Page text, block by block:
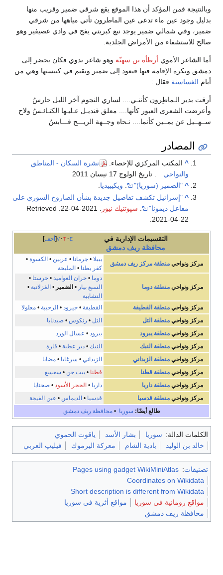
وبالنتيجة فمن المؤكد أن هذا الموقع يقع شرقي ضمير وقريب منها
بدليل وجود عين ماء تدعى عين الماطرون تأتي مياهها من شرقي
ضمير، وفي شمالي ضمير يوجد نبع كبريتي يفج في وادي عصيفير وهو
صالح للاستشفاء من الأمراض الجلدية.
أما الشاعر الأموي أرطأة بن سهيّة وهو شاعر بدوي فكان يحضر إلى
دمشق ويكره الإقامة فيها فيعود إلى ضمير ويقيم في كنيستها وهي من
أيام الغساسنة فقال :
أرقت بدير الـماطِرون كأننـي.... لساري النجوم آخر الليل حارسُ
وأعرضت الشعرى العبور كأنها.... معلق قنديـل عـليـها الكنـائـسُ ولاح
ســهــيل عن يمــين كأنما.... نـحاه وجــهة الريـــح قـــابسُ
المصادر
^ المكتب المركزي للإحصاء.
نشرة السكان - المناطق
والنواحي
. تاريخ الولوج 17 نيسان 2011
^ "الضمير (سوريا)" . ويكيبيديا.
^ "إسرائيل تكشف تفاصيل جديدة بشأن الصاروخ السوري على
مفاعل ديمونا"
سپوتنيك نيوز
2021-04-22
أخف v t e
التقسيمات الإدارية في
محافظة ريف دمشق
مركز ونواحيمنطقة مركز ريف دمشق
ببيلا •جرمانا • عربين • الكسوة •
كفر بطنا • المليحة
مركز ونواحيمنطقة دوما
دوما •حران العواميد •حرستا •
السبع بيار • الضمير • الغزلانية •
النشابية
مركز ونواحيمنطقة القطيفة القطيفة •جيرود • الرحيبة •معلولا
مركز ونواحيمنطقة التل التل • رنكوس •صيدنايا
مركز ونواحيمنطقة يبرود يبرود • عسال الورد
مركز ونواحيمنطقة النبك النبك •دير عطية • قارة
مركز ونواحيمنطقة الزبداني الزبداني • سرغايا •مضايا
مركز ونواحيمنطقة قطنا قطنا •بيت جن • سعسع
مركز ونواحيمنطقة داريا داريا • الحجر الأسود •صحنايا
مركز ونواحيمنطقة قدسيا قدسيا • الديماس • عين الفيجة
طالع أيضًا: سوريا •محافظة ريف دمشق
الكلمات الدالة: سوريا بشار الأسد
ياقوت الحموي
خالد بن الوليد
بادية الشام معركة اليرموك فيليپ العربي
تصنيفات:
Pages using gadget WikiMiniAtlas
Coordinates on Wikidata
Short description is different from Wikidata
مواقع رومانية في سوريا
مواقع أثرية في سوريا
محافظة ريف دمشق